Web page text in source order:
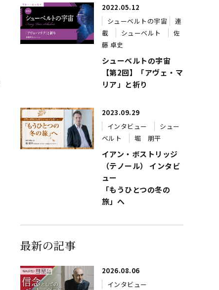
2022.05.12
シューベルトの宇宙
連
載
シューベルト
佐
藤 卓史
シューベルトの宇宙
【第2回】「アヴェ・マ
リア」と祈り
2023.09.29
インタビュー
シュー
ベルト
堀 朋平
イアン・ボストリッジ
（テノール） インタビ
ュー
「もうひとつの冬の
旅」へ
最新の記事
2026.08.06
インタビュー